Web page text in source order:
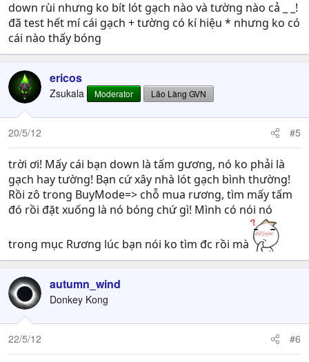
down rùi nhưng ko bít lót gạch nào và tường nào cả _ _!
đã test hết mí cái gạch + tường có kí hiệu * nhưng ko có
cái nào thấy bóng
ericos
Zsukala Moderator Lão Làng GVN
20/5/12 #5
trời ơi! Mấy cái bạn down là tấm gương, nó ko phải là
gạch hay tường! Bạn cứ xây nhà lót gạch bình thường!
Rồi zô trong BuyMode=> chỗ mua rương, tìm mấy tấm
đó rồi đặt xuống là nó bóng chứ gì! Mình có nói nó
trong mục Rương lúc bạn nói ko tìm đc rồi mà
autumn_wind
Donkey Kong
22/5/12 #6